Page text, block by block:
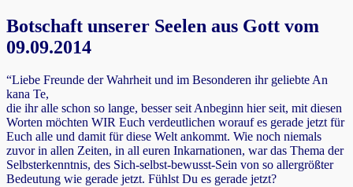
Botschaft unserer Seelen aus Gott vom
09.09.2014
“Liebe Freunde der Wahrheit und im Besonderen ihr geliebte An
kana Te,
die ihr alle schon so lange, besser seit Anbeginn hier seit, mit diesen
Worten möchten WIR Euch verdeutlichen worauf es gerade jetzt für
Euch alle und damit für diese Welt ankommt. Wie noch niemals
zuvor in allen Zeiten, in all euren Inkarnationen, war das Thema der
Selbsterkenntnis, des Sich-selbst-bewusst-Sein von so allergrößter
Bedeutung wie gerade jetzt. Fühlst Du es gerade jetzt?